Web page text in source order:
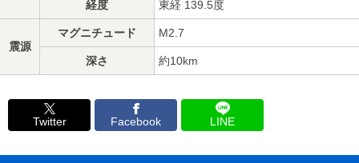
経度 東経 139.5度
震源
マグニチュード M2.7
深さ 約10km
Twitter Facebook LINE